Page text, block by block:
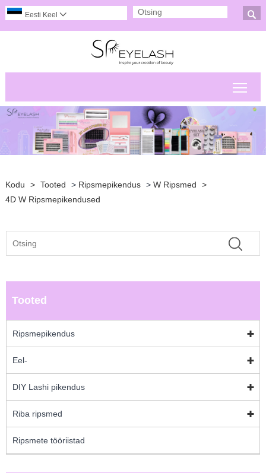

Eesti Keel 
Kodu > Tooted > Ripsmepikendus > W Ripsmed
>
4D W Ripsmepikendused
Tooted
Ripsmepikendus
Eel-
DIY Lashi pikendus
Riba ripsmed
Ripsmete tööriistad